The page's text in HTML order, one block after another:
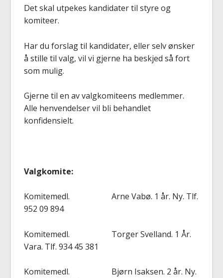
Det skal utpekes kandidater til styre og
komiteer.
Har du forslag til kandidater, eller selv ønsker
å stille til valg, vil vi gjerne ha beskjed så fort
som mulig.
Gjerne til en av valgkomiteens medlemmer.
Alle henvendelser vil bli behandlet
konfidensielt.
Valgkomite:
Komitemedl. Arne Vabø. 1 år. Ny. Tlf.
952 09 894
Komitemedl. Torger Svelland. 1 År.
Vara. Tlf. 934 45 381
Komitemedl. Bjørn Isaksen. 2 år. Ny.